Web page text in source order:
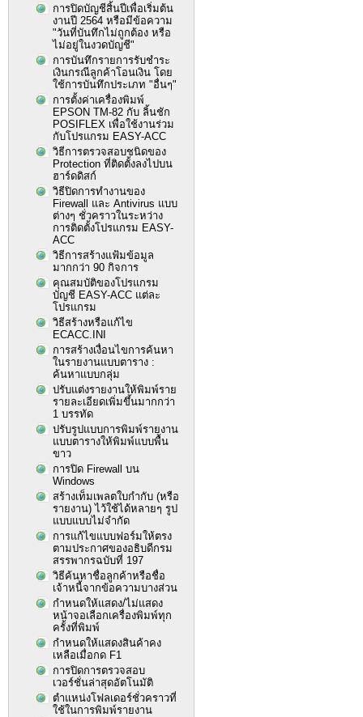
การปิดบัญชีสิ้นปีเพื่อเริ่มต้น
งานปี 2564 หรือมีข้อความ
"วันที่บันทึกไม่ถูกต้อง หรือ
ไม่อยู่ในงวดบัญชี"
การบันทึกรายการรับชำระ
เงินกรณีลูกค้าโอนเงิน โดย
ใช้การบันทึกประเภท "อื่นๆ"
การตั้งค่าเครื่องพิมพ์
EPSON TM-82 กับ ลิ้นชัก
POSIFLEX เพื่อใช้งานร่วม
กับโปรแกรม EASY-ACC
วิธีการตรวจสอบชนิดของ
Protection ที่ติดตั้งลงไปบน
ฮาร์ดดิสก์
วิธีปิดการทำงานของ
Firewall และ Antivirus แบบ
ต่างๆ ชั่วคราวในระหว่าง
การติดตั้งโปรแกรม EASY-
ACC
วิธีการสร้างแฟ้มข้อมูล
มากกว่า 90 กิจการ
คุณสมบัติของโปรแกรม
บัญชี EASY-ACC แต่ละ
โปรแกรม
วิธีสร้างหรือแก้ไข
ECACC.INI
การสร้างเงื่อนไขการค้นหา
ในรายงานแบบตาราง :
ค้นหาแบบกลุ่ม
ปรับแต่งรายงานให้พิมพ์ราย
รายละเอียดเพิ่มขึ้นมากกว่า
1 บรรทัด
ปรับรูปแบบการพิมพ์รายงาน
แบบตารางให้พิมพ์แบบพื้น
ขาว
การปิด Firewall บน
Windows
สร้างเท็มเพลตใบกำกับ (หรือ
รายงาน) ไว้ใช้ได้หลายๆ รูป
แบบแบบไม่จำกัด
การแก้ไขแบบฟอร์มให้ตรง
ตามประกาศของอธิบดีกรม
สรรพากรฉบับที่ 197
วิธีค้นหาชื่อลูกค้าหรือชื่อ
เจ้าหนี้จากข้อความบางส่วน
กำหนดให้แสดง/ไม่แสดง
หน้าจอเลือกเครื่องพิมพ์ทุก
ครั้งที่พิมพ์
กำหนดให้แสดงสินค้าคง
เหลือเมื่อกด F1
การปิดการตรวจสอบ
เวอร์ชั่นล่าสุดอัตโนมัติ
ตำแหน่งโฟลเดอร์ชั่วคราวที่
ใช้ในการพิมพ์รายงาน